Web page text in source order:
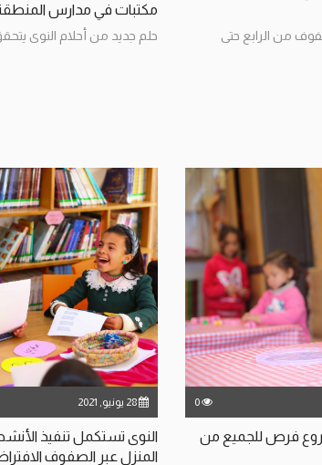
من الرابع حتى
مكتبات في مدارس
حلم جديد من أحلام النوى
فرص للجميع من
النوى تستكمل تنفيذ
المنزل عبر الصفوف